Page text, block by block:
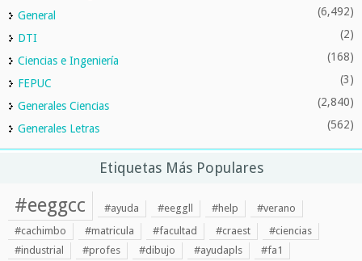
General
(6,492)
DTI (2)
Ciencias e Ingeniería (168)
FEPUC (3)
Generales Ciencias (2,840)
Generales Letras (562)
Etiquetas Más Populares
#eeggcc #ayuda #eeggll #help
#verano
#cachimbo
#matricula #facultad #craest
#ciencias
#industrial
#profes #dibujo #ayudapls
#fa1